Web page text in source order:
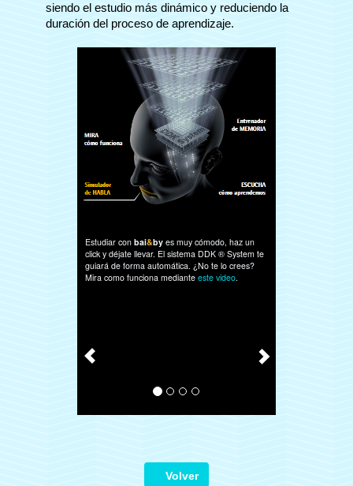
siendo el estudio más dinámico y reduciendo la
duración del proceso de aprendizaje.
byes muy cómodo, haz un
click y déjate llevar. El sistema DDK ® System te
guiará de forma automática. ¿No te lo crees?
Mira como funciona mediante este video.
Para hablar, algunas expresiones
guardarlas en la memoria
seamos capaces de recuperarlas
Para lograrlo la manera más eficaz
Previous
Volver